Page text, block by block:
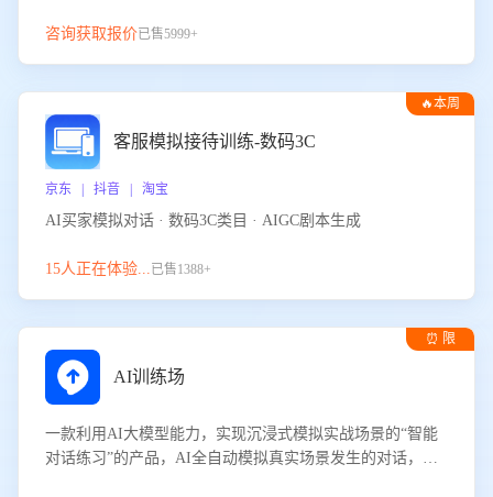
咨询获取报价已售5999+
🔥本周
客服模拟接待训练-数码3C
京东 | 抖音 | 淘宝
AI买家模拟对话 · 数码3C类目 · AIGC剧本生成
15人正在体验...已售1388+
⏰ 限
AI训练场
一款利用AI大模型能力，实现沉浸式模拟实战场景的“智能
对话练习”的产品，AI全自动模拟真实场景发生的对话，企